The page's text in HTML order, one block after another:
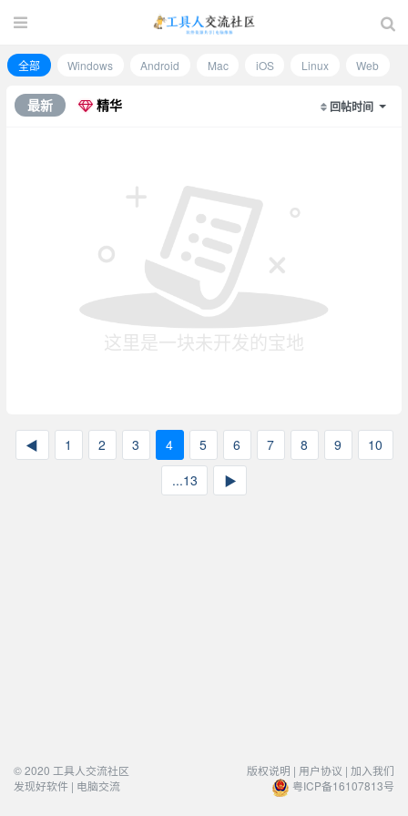
全部 Windows Android Mac iOS Linux Web
最新 精华 回帖时间
这里是一块未开发的宝地
◀ 1 2 3 4 5 6 7 8 9
10
...13
▶
© 2020 工具人交流社区
发现好软件 | 电脑交流
版权说明 | 用户协议 | 加入我们
粤ICP备16107813号